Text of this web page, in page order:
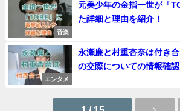
音楽
元美少年の金指一世が「
た詳細と理由を紹介！
エンタメ
永瀬廉と村重杏奈は付き
の交際についての情報確認